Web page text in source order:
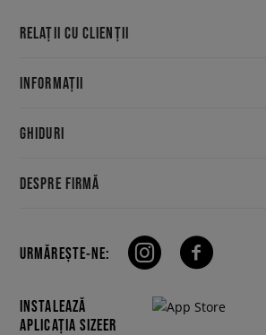
RELAȚII CU CLIENȚII
INFORMAȚII
GHIDURI
DESPRE FIRMĂ
URMĂREȘTE-NE:
INSTALEAZĂ
APLICAȚIA SIZEER